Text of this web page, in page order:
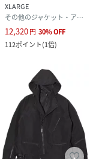
XLARGE
その他のジャケット・アウター
12,320円 30%OFF
112ポイント(1倍)